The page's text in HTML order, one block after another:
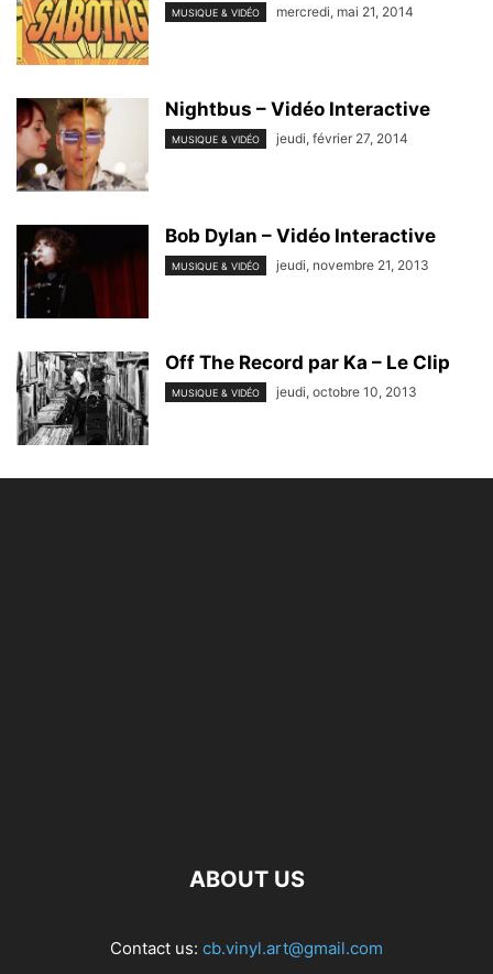
MUSIQUE & VIDÉO mercredi, mai 21, 2014
Nightbus – Vidéo Interactive
MUSIQUE & VIDÉO jeudi, février 27, 2014
Bob Dylan – Vidéo Interactive
MUSIQUE & VIDÉO jeudi, novembre 21, 2013
Off The Record par Ka – Le Clip
MUSIQUE & VIDÉO jeudi, octobre 10, 2013
ABOUT US
Contact us: cb.vinyl.art@gmail.com